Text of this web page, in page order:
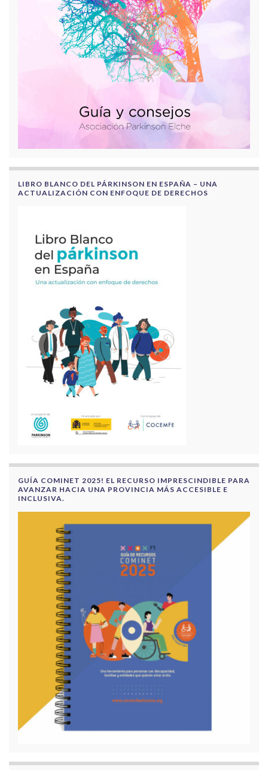
LIBRO BLANCO DEL PÁRKINSON EN ESPAÑA – UNA
ACTUALIZACIÓN CON ENFOQUE DE DERECHOS
GUÍA COMINET 2025! EL RECURSO IMPRESCINDIBLE PARA
AVANZAR HACIA UNA PROVINCIA MÁS ACCESIBLE E
INCLUSIVA.